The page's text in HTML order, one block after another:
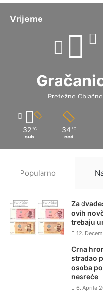
Vrijeme
Pretežno Oblačno
32 ℃
sub
34 ℃
ned
Popularno
Za
ovih
trebaju
12.
Crna
stradao
osoba
nesreće
6. Aprila